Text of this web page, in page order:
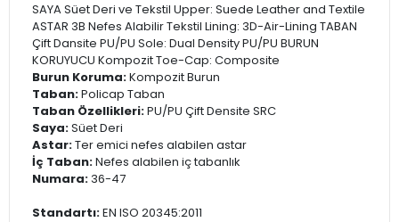
SAYA Süet Deri ve Tekstil Upper: Suede Leather and Textile
ASTAR 3B Nefes Alabilir Tekstil Lining: 3D-Air-Lining TABAN
Çift Dansite PU/PU Sole: Dual Density PU/PU BURUN
KORUYUCU Kompozit Toe-Cap: Composite
Burun Koruma:Kompozit Burun
Taban:Policap Taban
Taban Özellikleri:PU/PU Çift Densite SRC
Saya:Süet Deri
Astar:Ter emici nefes alabilen astar
İç Taban:Nefes alabilen iç tabanlık
Numara:36-47
Standartı:EN ISO 20345:2011